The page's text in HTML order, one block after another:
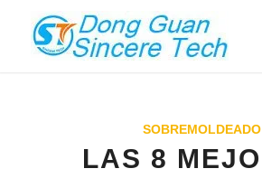
SOBREMOLDEADO
LAS 8